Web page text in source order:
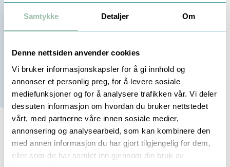
Samtykke Detaljer Om
Denne nettsiden anvender cookies
Vi bruker informasjonskapsler for å gi innhold og
annonser et personlig preg, for å levere sosiale
mediefunksjoner og for å analysere trafikken vår. Vi deler
dessuten informasjon om hvordan du bruker nettstedet
vårt, med partnerne våre innen sosiale medier,
annonsering og analysearbeid, som kan kombinere den
med annen informasjon du har gjort tilgjengelig for dem,
eller som de har samlet inn gjennom din bruk av
Be om tilbud
Bestillingsvare (28dager)
Beskrivelse Teknisk info